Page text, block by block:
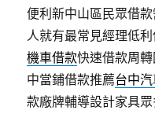
便利新中山區民眾借
人就有最常見經理低
機車借款快速借款周
中當鋪借款推薦台中
款廠牌輔導設計家具